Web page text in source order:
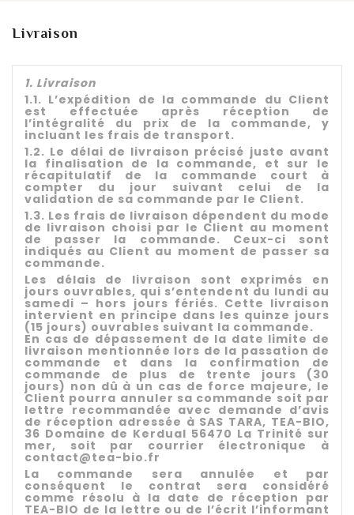
Livraison
1. Livraison
1.1. L’expédition de la commande du Client
est effectuée après réception de
l’intégralité du prix de la commande, y
incluant les frais de transport.
1.2. Le délai de livraison précisé juste avant
la finalisation de la commande, et sur le
récapitulatif de la commande court à
compter du jour suivant celui de la
validation de sa commande par le Client.
1.3. Les frais de livraison dépendent du mode
de livraison choisi par le Client au moment
de passer la commande. Ceux-ci sont
indiqués au Client au moment de passer sa
commande.
Les délais de livraison sont exprimés en
jours ouvrables, qui s’entendent du lundi au
samedi – hors jours fériés. Cette livraison
intervient en principe dans les quinze jours
(15 jours) ouvrables suivant la commande.
En cas de dépassement de la date limite de
livraison mentionnée lors de la passation de
commande et dans la confirmation de
commande de plus de trente jours (30
jours) non dû à un cas de force majeure, le
Client pourra annuler sa commande soit par
lettre recommandée avec demande d’avis
de réception adressée à SAS TARA, TEA-BIO,
36 Domaine de Kerdual 56470 La Trinité sur
mer, soit par courrier électronique à
contact@tea-bio.fr
La commande sera annulée et par
conséquent le contrat sera considéré
comme résolu à la date de réception par
TEA-BIO de la lettre ou de l’écrit l’informant